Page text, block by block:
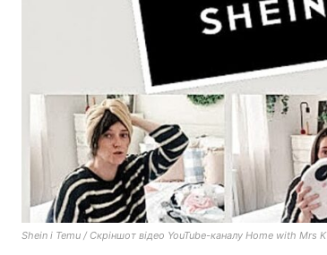
Shein і Temu / Скріншот відео YouTube-каналу Home with Mrs K